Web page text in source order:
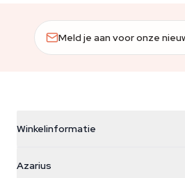
Meld je aan voor onze
Winkelinformatie
Galvaniweg 11
Azarius